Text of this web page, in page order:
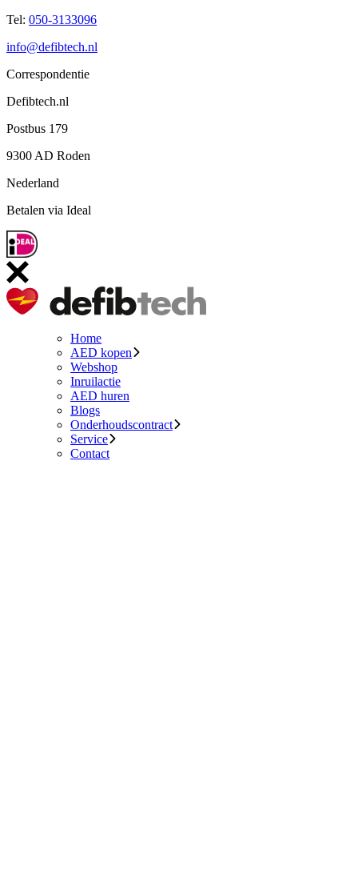
Tel: 050-3133096
info@defibtech.nl
Correspondentie
Defibtech.nl
Postbus 179
9300 AD Roden
Nederland
Betalen via Ideal
Home
AED kopen
Webshop
Inruilactie
AED huren
Blogs
Onderhoudscontract
Service
Contact